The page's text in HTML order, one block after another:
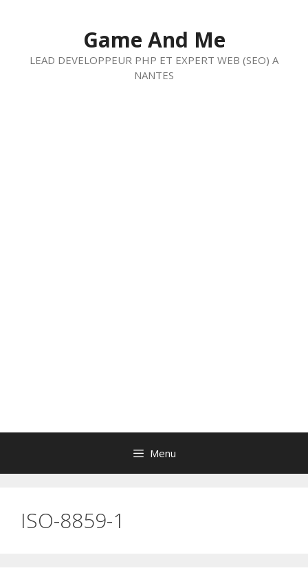
Game And Me
LEAD DEVELOPPEUR PHP ET EXPERT WEB (SEO) A
NANTES
Menu
ISO-8859-1